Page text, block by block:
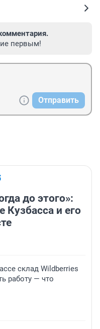
первым!
Отправить
до этого»:
Кузбасса и его
склад Wildberries
работу — что